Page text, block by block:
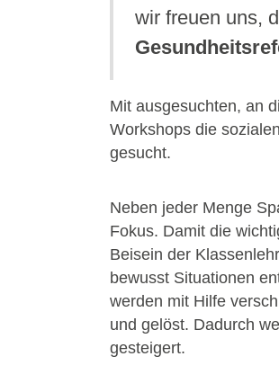
wir freuen uns,
Mit ausgesuchten, an
Workshops die
gesucht.
Neben jeder Menge
Fokus. Damit die
Beisein der
bewusst Situationen
werden mit Hilfe
und gelöst. Dadurch
gesteigert.